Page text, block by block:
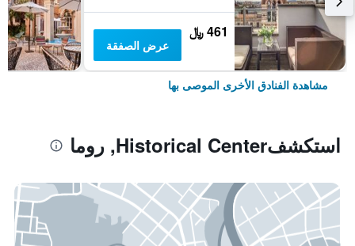
461 ﷼
عرض الصفقة
مشاهدة الفنادق الأخرى الموصى بها
استكشفHistorical Center, روما